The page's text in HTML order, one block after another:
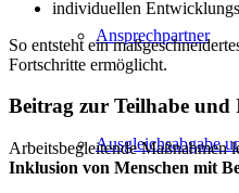
Ansprechpartner
Ausgleichsabgabe
individuellen
So entsteht ein
Fortschritte ermöglicht.
Beitrag zur Teilhabe
Arbeitsbegleitende Maßnahmen
Inklusion von Menschen mit